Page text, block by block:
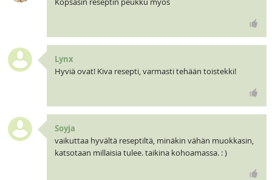
Lynx
Hyviä ovat! Kiva resepti, varmasti tehään toistekki!
Soyja
vaikuttaa hyvältä reseptiltä, minäkin vähän muokkasin,
katsotaan millaisia tulee. taikina kohoamassa. : )